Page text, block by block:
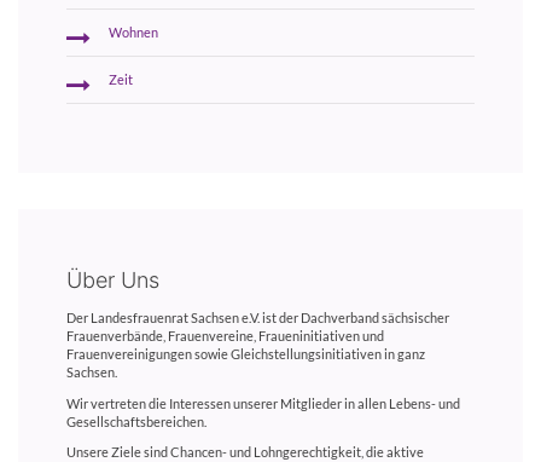
Wohnen
Zeit
Über Uns
Der Landesfrauenrat Sachsen e.V. ist der Dachverband sächsischer
Frauenverbände, Frauenvereine, Fraueninitiativen und
Frauenvereinigungen sowie Gleichstellungsinitiativen in ganz
Sachsen.
Wir vertreten die Interessen unserer Mitglieder in allen Lebens- und
Gesellschaftsbereichen.
Unsere Ziele sind Chancen- und Lohngerechtigkeit, die aktive